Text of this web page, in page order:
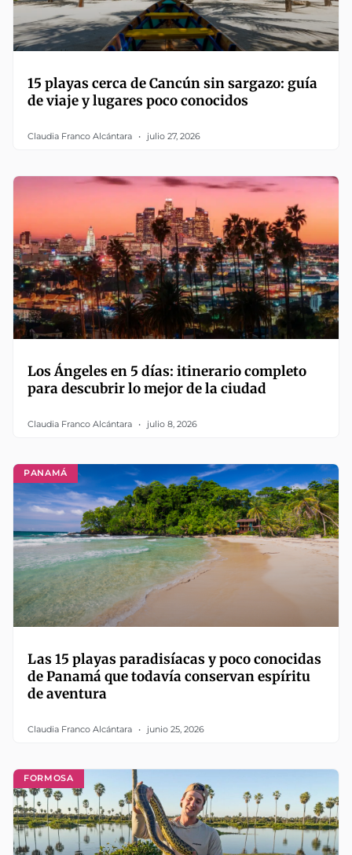
15 playas cerca de Cancún sin sargazo: guía
de viaje y lugares poco conocidos
Claudia Franco Alcántara julio 27, 2026
Los Ángeles en 5 días: itinerario completo
para descubrir lo mejor de la ciudad
Claudia Franco Alcántara julio 8, 2026
PANAMÁ
Las 15 playas paradisíacas y poco conocidas
de Panamá que todavía conservan espíritu
de aventura
Claudia Franco Alcántara junio 25, 2026
FORMOSA